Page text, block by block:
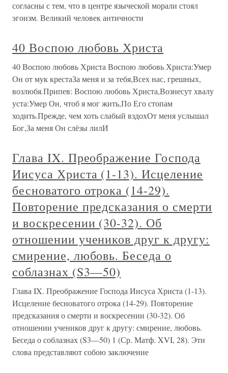
согласны с тем, что в центре языческой морали стоял
эгоизм. Великий человек античности
40 Воспою любовь Христа
40 Воспою любовь Христа Воспою любовь Христа:Умер
Он от мук крестаЗа меня и за тебя,Всех нас, грешных,
возлюбя.Припев: Воспою любовь Христа,Вознесут хвалу
уста:Умер Он, чтоб я мог жить,По Его стопам
ходить.Прежде, чем хоть слабый вздохОт меня услышал
Бог,За меня Он слёзы лилИ
Глава IX. Преображение Господа
Иисуса Христа (1-13). Исцеление
бесноватого отрока (14-29).
Повторение предсказания о смерти
и воскресении (30-32). Об
отношении учеников друг к другу:
смирение, любовь. Беседа о
соблазнах (S3—50)
Глава IX. Преображение Господа Иисуса Христа (1-13).
Исцеление бесноватого отрока (14-29). Повторение
предсказания о смерти и воскресении (30-32). Об
отношении учеников друг к другу: смирение, любовь.
Беседа о соблазнах (S3—50) 1 (Ср. Матф. XVI, 28). Эти
слова представляют собою заключение